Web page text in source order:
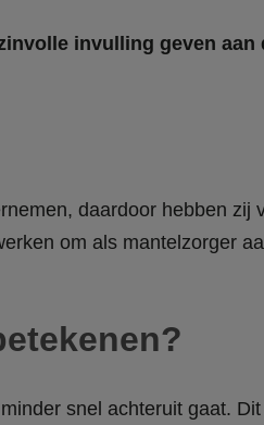
invulling geven aan
daardoor hebben zij
om als mantelzorger
snel achteruit gaat.